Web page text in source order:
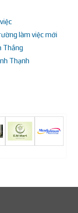
làm việc mới
Thắng
Thạnh